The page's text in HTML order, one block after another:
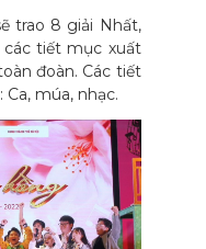
trao 8 giải Nhất,
các tiết mục xuất
đoàn. Các tiết
múa, nhạc.